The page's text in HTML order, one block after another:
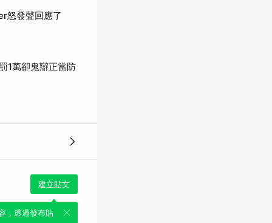
怒發聲回應了
1萬卻鬼辯正當防
建立貼文
，透過發布貼